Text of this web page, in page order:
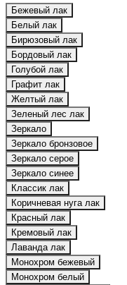
Бежевый лак
Белый лак
Бирюзовый лак
Бордовый лак
Голубой лак
Графит лак
Желтый лак
Зеленый лес лак
Зеркало
Зеркало бронзовое
Зеркало серое
Зеркало синее
Классик лак
Коричневая нуга лак
Красный лак
Кремовый лак
Лаванда лак
Монохром бежевый
Монохром белый